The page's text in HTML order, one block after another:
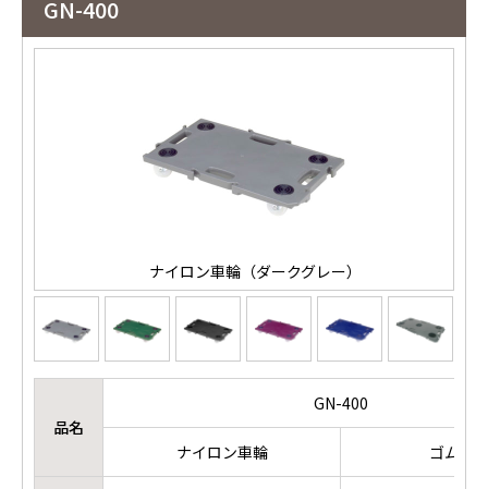
GN-400
ナイロン車輪（ダークグレー）
品名
GN-400
ナイロン車輪 ゴム車